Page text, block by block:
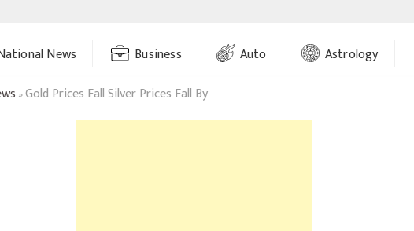
News Business Auto Astrology
»Gold Prices Fall Silver Prices Fall By